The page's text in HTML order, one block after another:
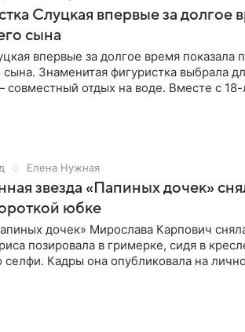
Слуцкая впервые за долгое
сына
впервые за долгое время показала
сына. Знаменитая фигуристка выбрала
совместный отдых на воде. Вместе с
Елена Нужная
звезда «Папиных дочек»
юбке
дочек» Мирослава Карпович
позировала в гримерке, сидя в
селфи. Кадры она опубликовала на